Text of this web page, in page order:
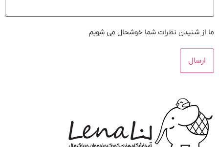
ما از شنیدن نظرات شما خوشحال می شویم